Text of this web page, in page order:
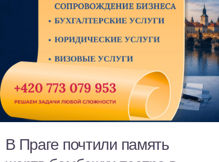
В Праге почтили память